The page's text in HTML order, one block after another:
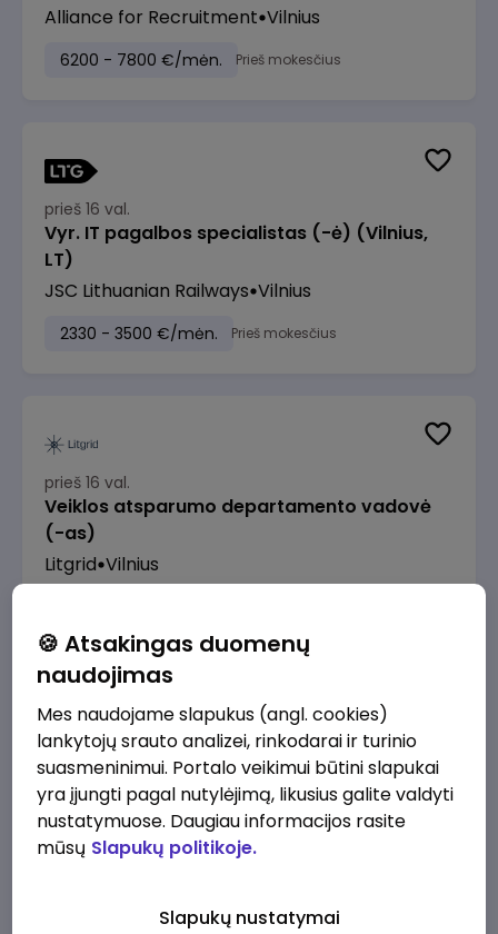
Alliance for Recruitment Vilnius
6200 - 7800 €/mėn. Prieš mokesčius
prieš 16 val.
Vyr. IT pagalbos specialistas (-ė) (Vilnius,
LT)
JSC Lithuanian Railways Vilnius
2330 - 3500 €/mėn. Prieš mokesčius
prieš 16 val.
Veiklos atsparumo departamento vadovė
(-as)
Litgrid Vilnius
prieš 18 val.
Enterprise Risk Manager (Vilnius, LT)
JSC Lithuanian Railways Vilnius
3200 - 4800 €/mėn. Prieš mokesčius
🍪 Atsakingas duomenų
naudojimas
Mes naudojame slapukus (angl. cookies)
lankytojų srauto analizei, rinkodarai ir turinio
suasmeninimui. Portalo veikimui būtini slapukai
yra įjungti pagal nutylėjimą, likusius galite valdyti
nustatymuose. Daugiau informacijos rasite
mūsų Slapukų politikoje.
Slapukų nustatymai